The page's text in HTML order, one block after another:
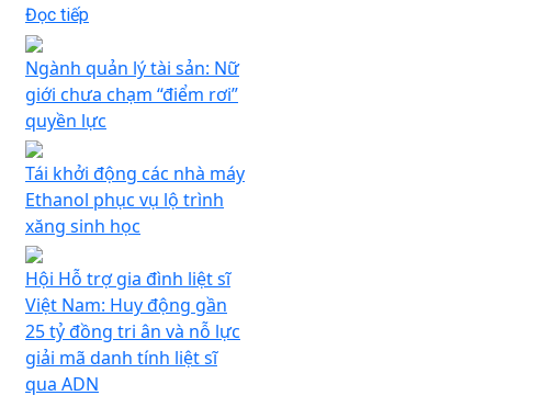
Đọc tiếp
Ngành quản lý tài sản: Nữ
giới chưa chạm “điểm rơi”
quyền lực
Tái khởi động các nhà máy
Ethanol phục vụ lộ trình
xăng sinh học
Hội Hỗ trợ gia đình liệt sĩ
Việt Nam: Huy động gần
25 tỷ đồng tri ân và nỗ lực
giải mã danh tính liệt sĩ
qua ADN